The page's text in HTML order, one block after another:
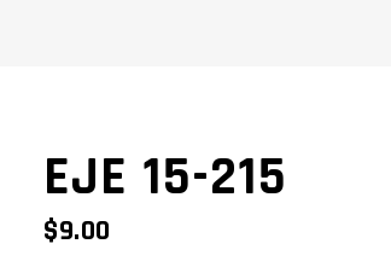
EJE 15-215
$9.00